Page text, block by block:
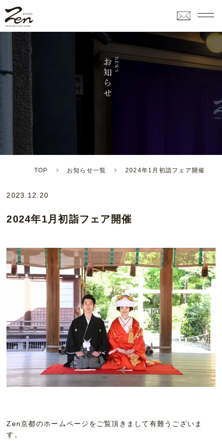
TOP お知らせ一覧 2024年1月初詣フェア開催
2023.12.20
2024年1月初詣フェア開催
Zen京都のホームページをご覧頂きまして有難うございま
す。